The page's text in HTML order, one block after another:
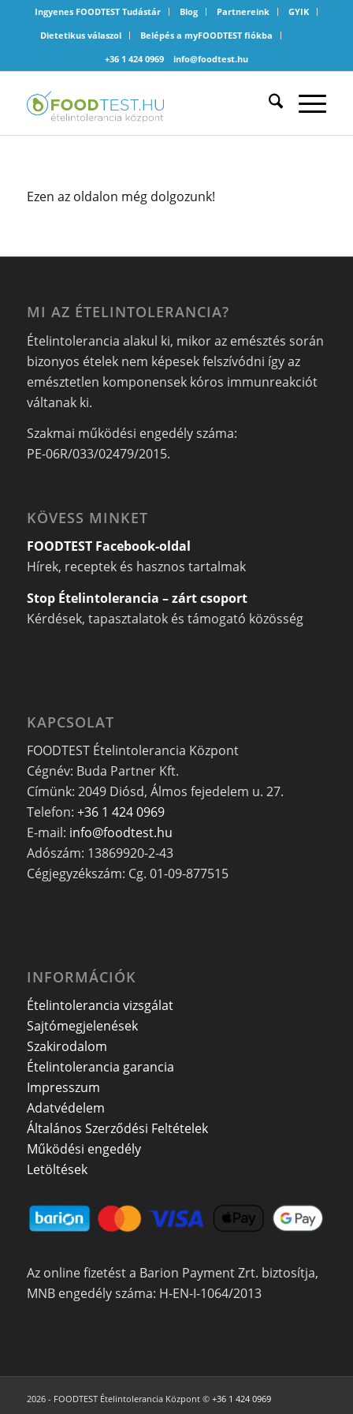
Ingyenes FOODTEST Tudástár Blog Partnereink
GYIK
Dietetikus válaszol
Belépés a myFOODTEST fiókba
+36 1 424 0969
info@foodtest.hu
Ezen az oldalon még dolgozunk!
MI AZ ÉTELINTOLERANCIA?
Ételintolerancia alakul ki, mikor az emésztés során
bizonyos ételek nem képesek felszívódni így az
emésztetlen komponensek kóros immunreakciót
váltanak ki.
Szakmai működési engedély száma:
PE-06R/033/02479/2015.
KÖVESS MINKET
FOODTEST Facebook-oldal
Hírek, receptek és hasznos tartalmak
Stop Ételintolerancia – zárt csoport
Kérdések, tapasztalatok és támogató közösség
KAPCSOLAT
FOODTEST Ételintolerancia Központ
Cégnév: Buda Partner Kft.
Címünk: 2049 Diósd, Álmos fejedelem u. 27.
Telefon: +36 1 424 0969
E-mail: info@foodtest.hu
Adószám: 13869920-2-43
Cégjegyzékszám: Cg. 01-09-877515
INFORMÁCIÓK
Ételintolerancia vizsgálat
Sajtómegjelenések
Szakirodalom
Ételintolerancia garancia
Impresszum
Adatvédelem
Általános Szerződési Feltételek
Működési engedély
Letöltések
Az online fizetést a Barion Payment Zrt. biztosítja,
MNB engedély száma: H-EN-I-1064/2013
2026 - FOODTEST Ételintolerancia Központ © +36 1 424 0969